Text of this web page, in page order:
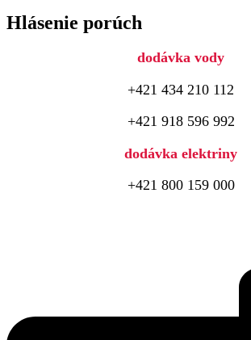
Hlásenie porúch
dodávka vody
+421 434 210 112
+421 918 596 992
dodávka elektriny
+421 800 159 000